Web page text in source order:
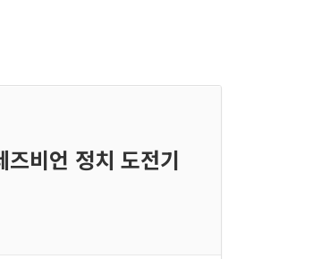
비언 정치 도전기